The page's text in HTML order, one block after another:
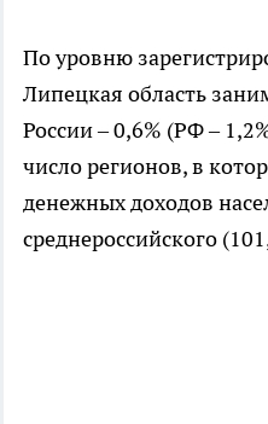
По уровню
Липецкая область
России – 0,6% (РФ –
число регионов, в
денежных доходов
среднероссийского